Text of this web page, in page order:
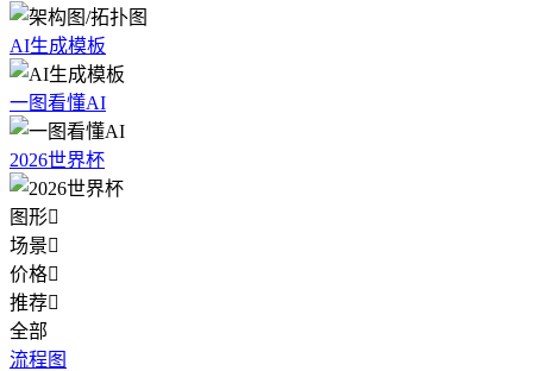
AI生成模板
一图看懂AI
2026世界杯
图形
场景
价格
推荐
全部
流程图